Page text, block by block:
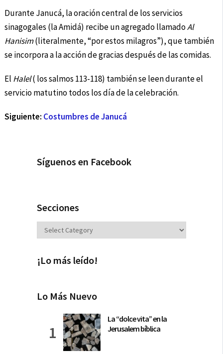
Durante Janucá, la oración central de los servicios
sinagogales (la Amidá) recibe un agregado llamadoAl
Hanisim(literalmente, “por estos milagros”), que también
se incorpora a la acción de gracias después de las comidas.
El Halel( los salmos 113-118) también se leen durante el
servicio matutino todos los día de la celebración.
Siguiente: Costumbres de Janucá
Síguenos en Facebook
Secciones
Secciones
¡Lo más leído!
Lo Más Nuevo
La “dolce vita” en la
Jerusalem bíblica